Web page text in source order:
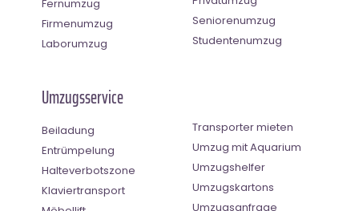
Fernumzug
Firmenumzug
Laborumzug
Seniorenumzug
Studentenumzug
Umzugsservice
Beiladung
Entrümpelung
Halteverbotszone
Klaviertransport
Transporter mieten
Umzug mit Aquarium
Umzugshelfer
Umzugskartons
Umzugsanfrage